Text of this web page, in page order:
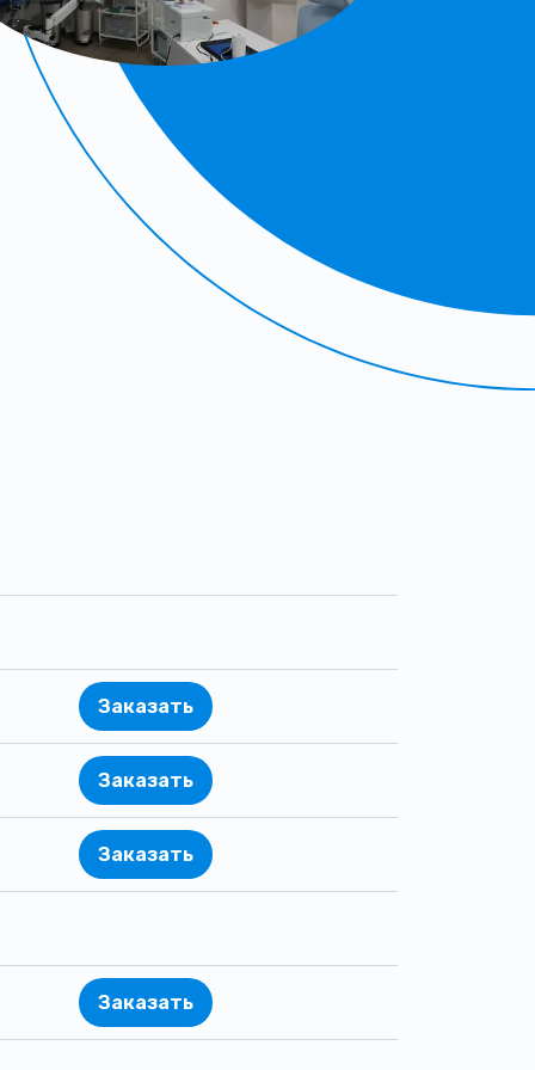
Заказать
Заказать
Заказать
Заказать